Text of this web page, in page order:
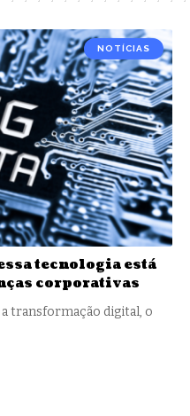
NOTÍCIAS
tecnologia está
corporativas
transformação digital, o